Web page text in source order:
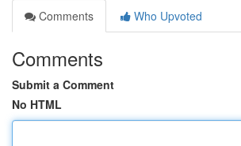
Comments
Who Upvoted
Comments
Submit a Comment
No HTML